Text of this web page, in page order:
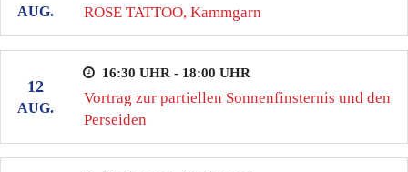
AUG. ROSE TATTOO, Kammgarn
12
AUG.
16:30 UHR - 18:00 UHR
Vortrag zur partiellen Sonnenfinsternis und den
Perseiden